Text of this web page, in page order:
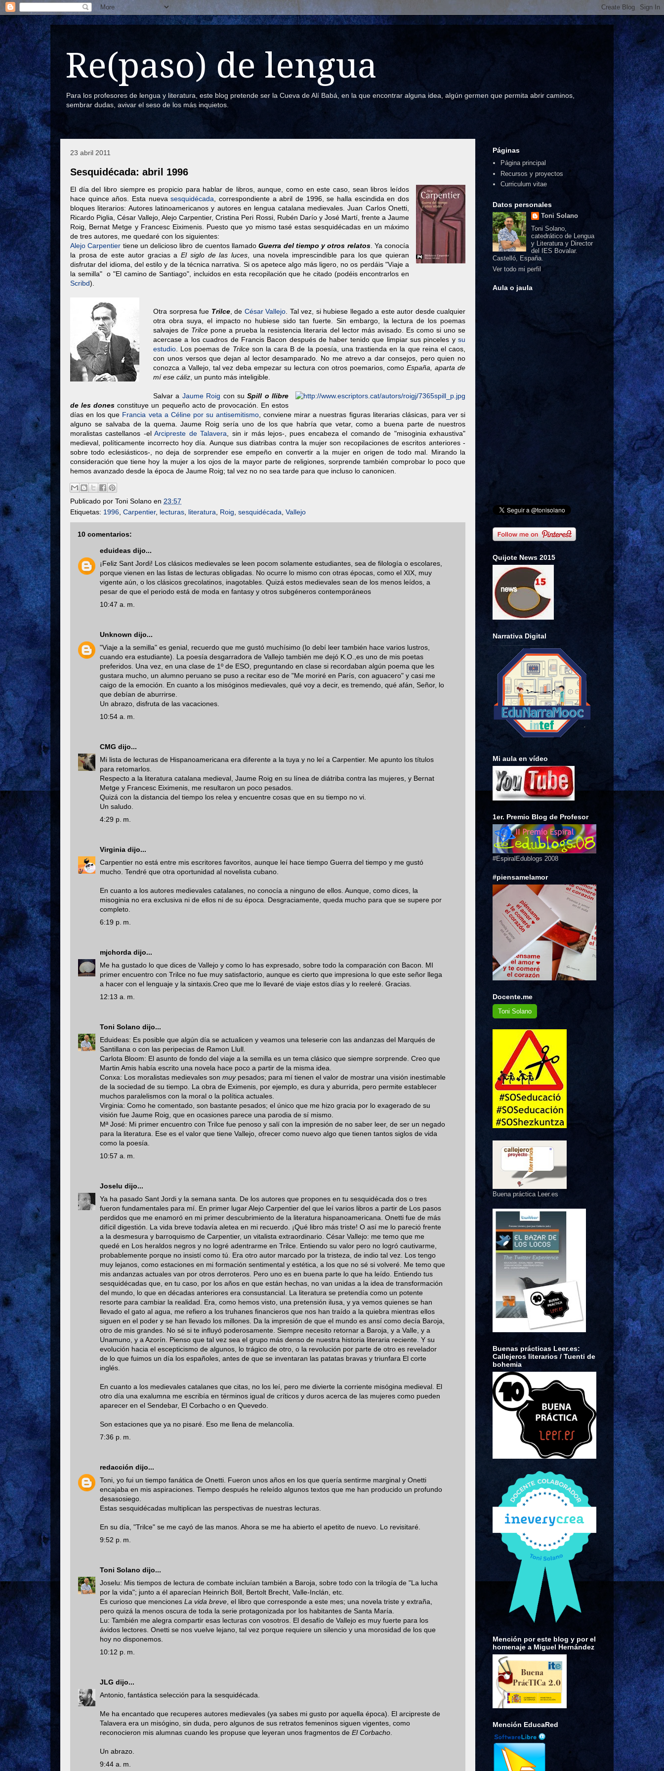
Re(paso) de lengua
Para los profesores de lengua y literatura, este blog pretende ser la Cueva de Alí Babá, en la que encontrar alguna idea, algún germen que permita abrir caminos,
sembrar dudas, avivar el seso de los más inquietos.
23 abril 2011
Sesquidécada: abril 1996
El día del libro siempre es propicio para hablar de libros, aunque, como en este caso, sean libros leídos
hace quince años. Esta nuevasesquidécada , correspondiente a abril de 1996, se halla escindida en dos
bloques literarios: Autores latinoamericanos y autores en lengua catalana medievales. Juan Carlos Onetti,
Ricardo Piglia, César Vallejo, Alejo Carpentier, Cristina Peri Rossi, Rubén Darío y José Martí, frente a Jaume
Roig, Bernat Metge y Francesc Eiximenis. Puesto que yo mismo tasé estas sesquidécadas en un máximo
de tres autores, me quedaré con los siguientes:
Alejo Carpentier tiene un delicioso libro de cuentos llamadoGuerra del tiempo y otros relatos. Ya conocía
la prosa de este autor gracias aEl siglo de las luces, una novela imprescindible para los que quieran
disfrutar del idioma, del estilo y de la técnica narrativa. Si os apetece algo más ligero, no os perdáis "Viaje a
la semilla" o "El camino de Santiago", incluidos en esta recopilación que he citado (podéis encontrarlos en
Scribd).
Otra sorpresa fue Trilce, de César Vallejo . Tal vez, si hubiese llegado a este autor desde cualquier
otra obra suya, el impacto no hubiese sido tan fuerte. Sin embargo, la lectura de los poemas
salvajes de Trilce pone a prueba la resistencia literaria del lector más avisado. Es como si uno se
acercase a los cuadros de Francis Bacon después de haber tenido que limpiar sus pinceles y su
estudio . Los poemas de Trilceson la cara B de la poesía, una trastienda en la que reina el caos,
con unos versos que dejan al lector desamparado. No me atrevo a dar consejos, pero quien no
conozca a Vallejo, tal vez deba empezar su lectura con otros poemarios, comoEspaña, aparta de
mí ese cáliz , un punto más inteligible.
Salvar a Jaume Roig con suSpill o llibre
de les donesconstituye un pequeño acto de provocación. En estos
días en los que Francia veta a Céline por su antisemitismo , conviene mirar a nuestras figuras literarias clásicas, para ver si
alguno se salvaba de la quema. Jaume Roig sería uno de los que habría que vetar, como a buena parte de nuestros
moralistas castellanos -elArcipreste de Talavera , sin ir más lejos-, pues encabeza el comando de "misoginia exhaustiva"
medieval, políticamente incorrecto hoy día. Aunque sus diatribas contra la mujer son recopilaciones de escritos anteriores -
sobre todo eclesiásticos-, no deja de sorprender ese empeño en convertir a la mujer en origen de todo mal. Mirando la
consideración que tiene hoy la mujer a los ojos de la mayor parte de religiones, sorprende también comprobar lo poco que
hemos avanzado desde la época de Jaume Roig; tal vez no no sea tarde para que incluso lo canonicen.
Publicado por Toni Solano en 23:57
Etiquetas: 1996 Carpentier, lecturas literatura Roig sesquidécada Vallejo
10 comentarios:
eduideas dijo...
¡Feliz Sant Jordi! Los clásicos medievales se leen pocom solamente estudiantes, sea de filología o escolares,
porque vienen en las listas de lecturas obligadas. No ocurre lo mismo con otras épocas, como el XIX, muy
vigente aún, o los clásicos grecolatinos, inagotables. Quizá estos medievales sean de los menos leídos, a
pesar de que el periodo está de moda en fantasy y otros subgéneros contemporáneos
10:47 a. m.
Unknown dijo...
"Viaje a la semilla" es genial, recuerdo que me gustó muchísimo (lo debí leer también hace varios lustros,
cuando era estudiante). La poesía desgarradora de Vallejo también me dejó K.O.,es uno de mis poetas
preferidos. Una vez, en una clase de 1º de ESO, preguntando en clase si recordaban algún poema que les
gustara mucho, un alumno peruano se puso a recitar eso de "Me moriré en París, con aguacero" y casi me
caigo de la emoción. En cuanto a los misóginos medievales, qué voy a decir, es tremendo, qué afán, Señor, lo
que debían de aburrirse.
Un abrazo, disfruta de las vacaciones.
10:54 a. m.
CMG dijo...
Mi lista de lecturas de Hispanoamericana era diferente a la tuya y no leí a Carpentier. Me apunto los títulos
para retomarlos.
Respecto a la literatura catalana medieval, Jaume Roig en su línea de diátriba contra las mujeres, y Bernat
Metge y Francesc Eiximenis, me resultaron un poco pesados.
Quizá con la distancia del tiempo los relea y encuentre cosas que en su tiempo no vi.
Un saludo.
4:29 p. m.
Virginia dijo...
Carpentier no está entre mis escritores favoritos, aunque leí hace tiempo Guerra del tiempo y me gustó
mucho. Tendré que otra oportunidad al novelista cubano.
En cuanto a los autores medievales catalanes, no conocía a ninguno de ellos. Aunque, como dices, la
misoginia no era exclusiva ni de ellos ni de su época. Desgraciamente, queda mucho para que se supere por
completo.
6:19 p. m.
mjchorda dijo...
Me ha gustado lo que dices de Vallejo y como lo has expresado, sobre todo la comparación con Bacon. MI
primer encuentro con Trilce no fue muy satisfactorio, aunque es cierto que impresiona lo que este señor llega
a hacer con el lenguaje y la sintaxis.Creo que me lo llevaré de viaje estos días y lo reeleré. Gracias.
12:13 a. m.
Toni Solano dijo...
Eduideas: Es posible que algún día se actualicen y veamos una teleserie con las andanzas del Marqués de
Santillana o con las peripecias de Ramon Llull.
Carlota Bloom: El asunto de fondo del viaje a la semilla es un tema clásico que siempre sorprende. Creo que
Martin Amis había escrito una novela hace poco a partir de la misma idea.
Conxa: Los moralistas medievales son muypesados; para mí tienen el valor de mostrar una visión inestimable
de la sociedad de su tiempo. La obra de Eximenis, por ejemplo, es dura y aburrida, pero permite establecer
muchos paralelismos con la moral o la política actuales.
Virginia: Como he comentado, son bastante pesados; el único que me hizo gracia por lo exagerado de su
visión fue Jaume Roig, que en ocasiones parece una parodia de sí mismo.
Mª José: Mi primer encuentro con Trilce fue penoso y salí con la impresión de no saber leer, de ser un negado
para la literatura. Ese es el valor que tiene Vallejo, ofrecer como nuevo algo que tienen tantos siglos de vida
como la poesía.
10:57 a. m.
Joselu dijo...
Ya ha pasado Sant Jordi y la semana santa. De los autores que propones en tu sesquidécada dos o tres
fueron fundamentales para mí. En primer lugar Alejo Carpentier del que leí varios libros a partir de Los pasos
perdidos que me enamoró en mi primer descubrimiento de la literatura hispanoamericana. Onetti fue de más
difícil digestión. La vida breve todavía aletea en mi recuerdo. ¡Qué libro más triste! O así me lo pareció frente
a la desmesura y barroquismo de Carpentier, un vitalista extraordinario. César Vallejo: me temo que me
quedé en Los heraldos negros y no logré adentrarme en Trilce. Entiendo su valor pero no logró cautivarme,
probablemente porque no insistí como tú. Era otro autor marcado por la tristeza, de indio tal vez. Los tengo
muy lejanos, como estaciones en mi formación sentimental y estética, a los que no sé si volveré. Me temo que
mis andanzas actuales van por otros derroteros. Pero uno es en buena parte lo que ha leído. Entiendo tus
sesquidécadas que, en tu caso, por los años en que están hechas, no van unidas a la idea de transformación
del mundo, lo que en décadas anteriores era consustancial. La literatura se pretendía como un potente
resorte para cambiar la realidad. Era, como hemos visto, una pretensión ilusa, y ya vemos quienes se han
llevado el gato al agua, me refiero a los truhanes financieros que nos han traído a la quiebra mientras ellos
siguen en el poder y se han llevado los millones. Da la impresión de que el mundo es ansí como decía Baroja,
otro de mis grandes. No sé si te influyó poderosamente. Siempre necesito retornar a Baroja, y a Valle, y a
Unamuno, y a Azorín. Pienso que tal vez sea el grupo más denso de nuestra historia literaria reciente. Y su
evolución hacia el escepticismo de algunos, lo trágico de otro, o la revolución por parte de otro es revelador
de lo que fuimos un día los españoles, antes de que se inventaran las patatas bravas y triunfara El corte
inglés.
En cuanto a los medievales catalanes que citas, no los leí, pero me divierte la corriente misógina medieval. El
otro día una exalumna me escribía en términos igual de críticos y duros acerca de las mujeres como pueden
aparecer en el Sendebar, El Corbacho o en Quevedo.
Son estaciones que ya no pisaré. Eso me llena de melancolía.
7:36 p. m.
redacción dijo...
Toni, yo fui un tiempo fanática de Onetti. Fueron unos años en los que quería sentirme marginal y Onetti
encajaba en mis aspiraciones. Tiempo después he releído algunos textos que me han producido un profundo
desasosiego.
Estas sesquidécadas multiplican las perspectivas de nuestras lecturas.
En su día, "Trilce" se me cayó de las manos. Ahora se me ha abierto el apetito de nuevo. Lo revisitaré.
9:52 p. m.
Toni Solano dijo...
Joselu: Mis tiempos de lectura de combate incluían también a Baroja, sobre todo con la trilogía de "La lucha
por la vida"; junto a él aparecían Heinrich Böll, Bertolt Brecht, Valle-Inclán, etc.
Es curioso que menciones La vida breve , el libro que corresponde a este mes; una novela triste y extraña,
pero quizá la menos oscura de toda la serie protagonizada por los habitantes de Santa María.
Lu: También me alegra compartir esas lecturas con vosotros. El desafío de Vallejo es muy fuerte para los
ávidos lectores. Onetti se nos vuelve lejano, tal vez porque requiere un silencio y una morosidad de los que
hoy no disponemos.
10:12 p. m.
JLG dijo...
Antonio, fantástica selección para la sesquidécada.
Me ha encantado que recuperes autores medievales (ya sabes mi gusto por aquella época). El arcipreste de
Talavera era un misógino, sin duda, pero algunos de sus retratos femeninos siguen vigentes, como
reconocieron mis alumnas cuando les propuse que leyeran unos fragmentos de El Corbacho
Un abrazo.
9:44 a. m.
Páginas
Página principal
Recursos y proyectos
Curriculum vitae
Datos personales
Toni Solano
Toni Solano,
catedrático de Lengua
y Literatura y Director
del IES Bovalar.
Castelló, España.
Ver todo mi perfil
Aula o jaula
Quijote News 2015
Narrativa Digital
Mi aula en vídeo
1er. Premio Blog de Profesor
#EspiralEdublogs 2008
#piensamelamor
Docente.me
Toni Solano
Buena práctica Leer.es
Buenas prácticas Leer.es:
Callejeros literarios / Tuenti de
bohemia
Mención por este blog y por el
homenaje a Miguel Hernández
Mención EducaRed